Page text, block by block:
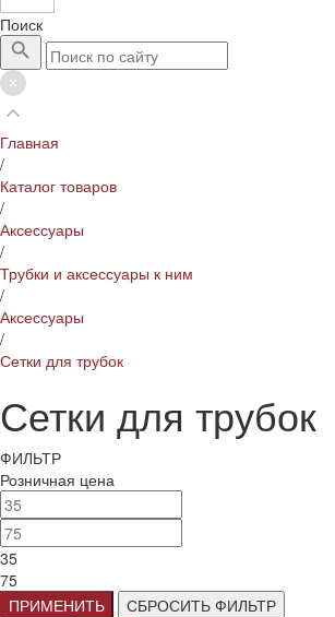
Поиск
Главная
/
Каталог товаров
/
Аксессуары
/
Трубки и аксессуары к ним
/
Аксессуары
/
Сетки для трубок
Сетки для трубок
ФИЛЬТР
Розничная цена
35
75
ПРИМЕНИТЬ
СБРОСИТЬ ФИЛЬТР